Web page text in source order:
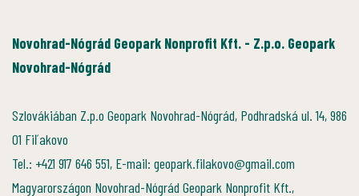
Novohrad-Nógrád Geopark Nonprofit Kft. - Z.p.o. Geopark
Novohrad-Nógrád
Szlovákiában Z.p.o Geopark Novohrad-Nógrád, Podhradská ul. 14, 986
01 Fiľakovo
Tel.: +421 917 646 551, E-mail: geopark.filakovo@gmail.com
Magyarországon Novohrad-Nógrád Geopark Nonprofit Kft.,